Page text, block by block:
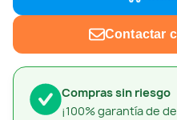
Compras sin riesgo
¡100% garantía de
Contactar